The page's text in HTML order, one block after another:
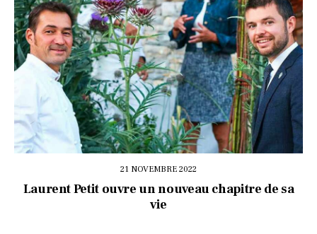
21 NOVEMBRE 2022
Laurent Petit ouvre un nouveau chapitre de sa
vie